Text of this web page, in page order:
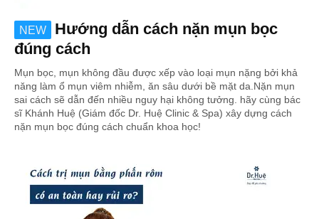
NEW
Hướng dẫn cách nặn mụn bọc
đúng cách
Mụn bọc, mụn không đầu được xếp vào loại mụn nặng bởi khả
năng làm ổ mụn viêm nhiễm, ăn sâu dưới bề mặt da.Nặn mụn
sai cách sẽ dẫn đến nhiều nguy hại không tưởng. hãy cùng bác
sĩ Khánh Huệ (Giám đốc Dr. Huệ Clinic & Spa) xây dựng cách
nặn mụn bọc đúng cách chuẩn khoa học!